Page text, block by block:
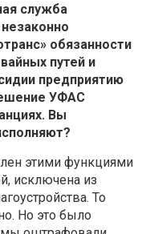
служба
обязанности
путей и
предприятию
УФАС
Вы
этими функциями
исключена из
То
Но это было